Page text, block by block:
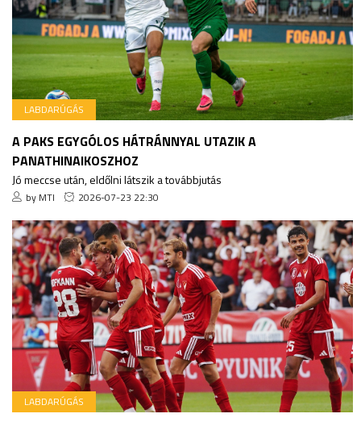
LABDARÚGÁS
A PAKS EGYGÓLOS HÁTRÁNNYAL UTAZIK A
PANATHINAIKOSZHOZ
Jó meccse után, eldőlni látszik a továbbjutás
by MTI 2026-07-23 22:30
LABDARÚGÁS